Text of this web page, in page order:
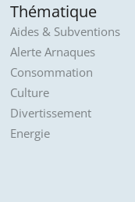
Thématique
Aides & Subventions
Alerte Arnaques
Consommation
Culture
Divertissement
Energie